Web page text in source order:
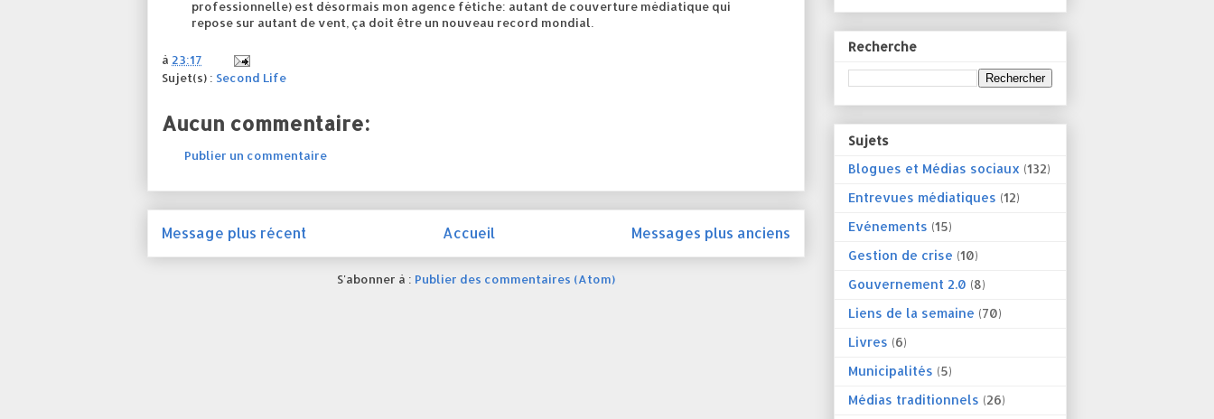
professionnelle) est désormais mon agence fétiche: autant de couverture médiatique qui
repose sur autant de vent, ça doit être un nouveau record mondial.
à 23:17
Sujet(s) : Second Life
Aucun commentaire:
Publier un commentaire
Message plus récent Messages plus anciens
Accueil
S'abonner à : Publier des commentaires (Atom)
Recherche
Sujets
Blogues et Médias sociaux (132)
Entrevues médiatiques (12)
Evénements (15)
Gestion de crise (10)
Gouvernement 2.0 (8)
Liens de la semaine (70)
Livres (6)
Municipalités (5)
Médias traditionnels (26)